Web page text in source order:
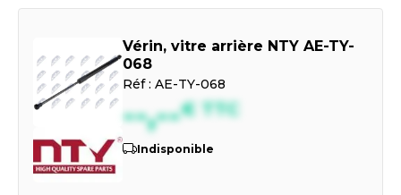
Vérin, vitre arrière NTY AE-TY-
068
Réf : AE-TY-068
--,--€ TTC
Indisponible